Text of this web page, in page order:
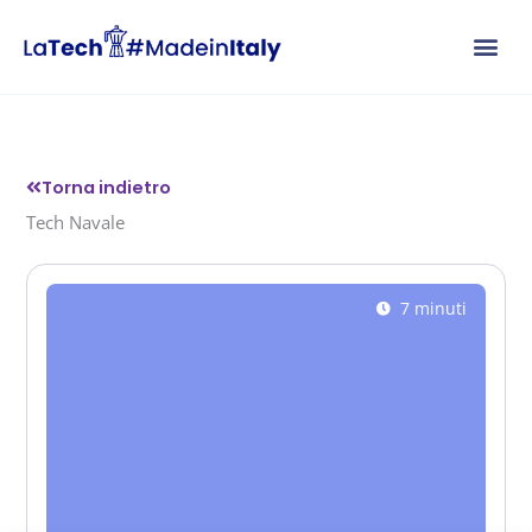
Torna indietro
Tech Navale
7 minuti